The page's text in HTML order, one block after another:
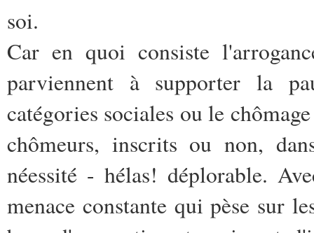
soi.
Car en quoi consiste
parviennent à supporter la
catégories sociales ou le
chômeurs, inscrits ou non,
néessité - hélas! déplorable.
menace constante qui pèse sur